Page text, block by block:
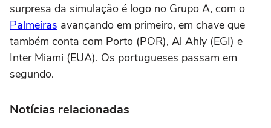
surpresa da simulação é logo no Grupo A, com o
Palmeiras avançando em primeiro, em chave que
também conta com Porto (POR), Al Ahly (EGI) e
Inter Miami (EUA). Os portugueses passam em
segundo.
Notícias relacionadas